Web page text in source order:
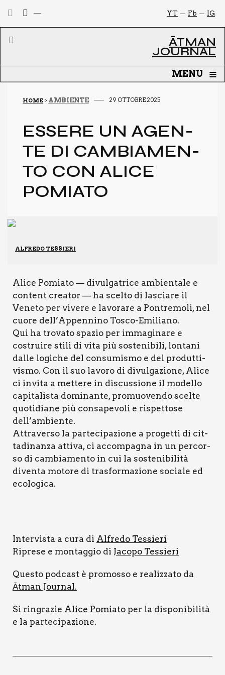
IG
Fb
YT
ĀTMAN
JOURNAL
MENU ≡
HOME > AMBIENTE 29 OTTOBRE 2025
ESSE­RE UN AGEN­
TE DI CAM­BIA­MEN­
TO CON ALI­CE
POMIA­TO
ALFREDO TESSIERI
Ali­ce Pomia­to — divul­ga­tri­ce ambien­ta­le e
con­tent crea­tor — ha scel­to di lascia­re il
Vene­to per vive­re e lavo­ra­re a Pon­tre­mo­li, nel
cuo­re dell’Appennino Tosco-Emi­lia­no.
Qui ha tro­va­to spa­zio per imma­gi­na­re e
costrui­re sti­li di vita più soste­ni­bi­li, lon­ta­ni
dal­le logi­che del con­su­mi­smo e del pro­dut­ti­
vi­smo. Con il suo lavo­ro di divul­ga­zio­ne, Ali­ce
ci invi­ta a met­te­re in discus­sio­ne il model­lo
capi­ta­li­sta domi­nan­te, pro­muo­ven­do scel­te
quo­ti­dia­ne più con­sa­pe­vo­li e rispet­to­se
dell’ambiente.
Attra­ver­so la par­te­ci­pa­zio­ne a pro­get­ti di cit­
ta­di­nan­za atti­va, ci accom­pa­gna in un per­cor­
so di cam­bia­men­to in cui la soste­ni­bi­li­tà
diven­ta moto­re di tra­sfor­ma­zio­ne socia­le ed
eco­lo­gi­ca.
Inter­vi­sta a cura di Alfre­do Tes­sie­ri
Ripre­se e mon­tag­gio di Jaco­po Tes­sie­ri
Que­sto pod­ca­st è pro­mos­so e rea­liz­za­to da
Ātman Jour­nal.
Si rin­gra­zie Ali­ce Pomia­to per la dispo­ni­bi­li­tà
e la par­te­ci­pa­zio­ne.